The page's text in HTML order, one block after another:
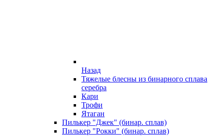
Назад
Тяжелые блесны из бинарного сплава
серебра
Кари
Трофи
Ятаган
Пилькер "Джек" (бинар. сплав)
Пилькер "Рокки" (бинар. сплав)